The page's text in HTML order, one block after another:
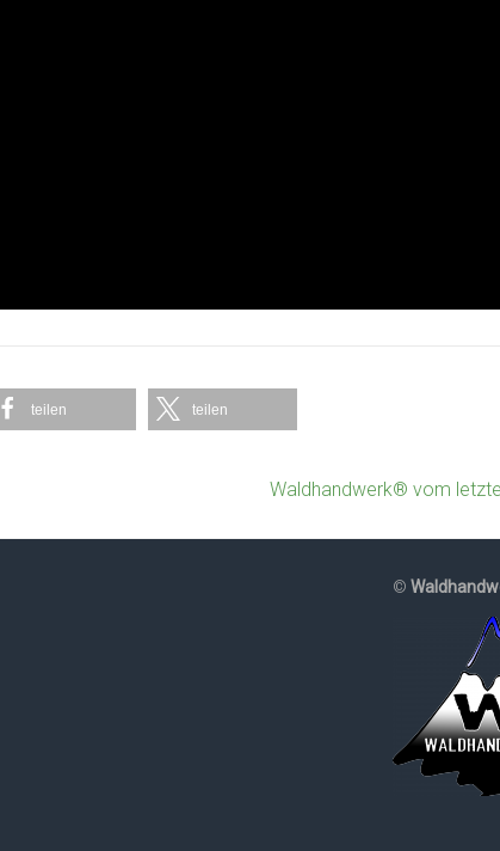
teilen teilen
Waldhandwerk® vom
©